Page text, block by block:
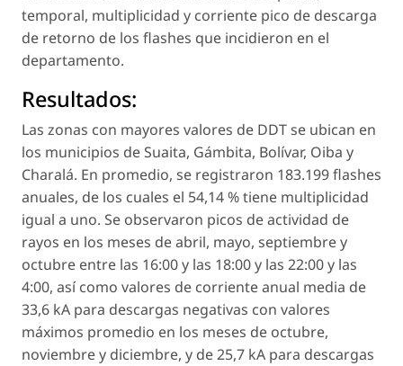
temporal, multiplicidad y corriente pico de descarga
de retorno de los flashes que incidieron en el
departamento.
Resultados:
Las zonas con mayores valores de DDT se ubican en
los municipios de Suaita, Gámbita, Bolívar, Oiba y
Charalá. En promedio, se registraron 183.199 flashes
anuales, de los cuales el 54,14 % tiene multiplicidad
igual a uno. Se observaron picos de actividad de
rayos en los meses de abril, mayo, septiembre y
octubre entre las 16:00 y las 18:00 y las 22:00 y las
4:00, así como valores de corriente anual media de
33,6 kA para descargas negativas con valores
máximos promedio en los meses de octubre,
noviembre y diciembre, y de 25,7 kA para descargas